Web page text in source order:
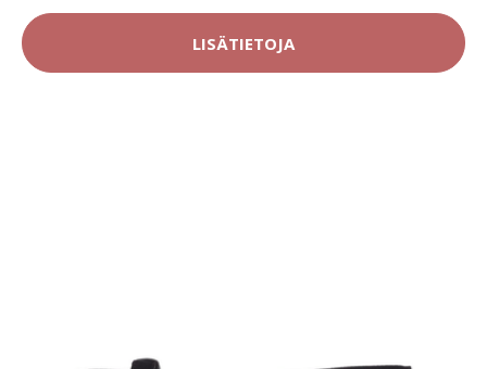
LISÄTIETOJA